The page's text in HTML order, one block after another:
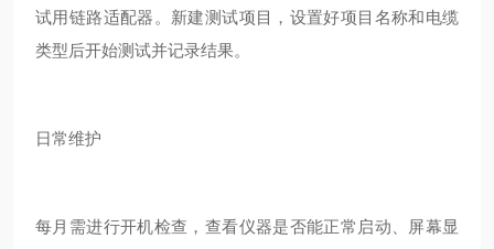
试用链路适配器。新建测试项目，设置好项目名称和电缆
类型后开始测试并记录结果。
日常维护
每月需进行开机检查，查看仪器是否能正常启动、屏幕显